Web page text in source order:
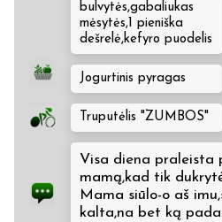
bulvytės,gabaliukas
mėsytės,1 pieniška
dešrelė,kefyro puodelis
Jogurtinis pyragas
Truputėlis "ZUMBOS"
Visa diena praleista
mamą,kad tik
Mama siūlo-o aš
kalta,na bet ką